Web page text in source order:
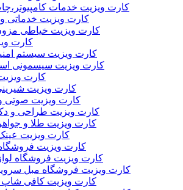
کارت ویزیت خدمات
کارت ویزیت خدماتی و
کارت ویزیت خیاطی
کارت
کارت ویزیت سیستم
کارت ویزیت سیسمونی
کارت
کارت ویزیت
کارت ویزیت صوتی
کارت ویزیت طراحی و
کارت ویزیت طلا و
کارت ویزیت
کارت ویزیت
کارت ویزیت فروشگاه
کارت ویزیت فروشگاه مبل
کارت ویزیت کافی شاپ